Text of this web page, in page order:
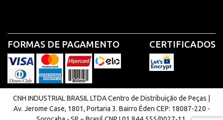
FORMAS DE PAGAMENTO CERTIFICADOS
CNH INDUSTRIAL BRASIL LTDA Centro de Distribuição de Peças |
Av. Jerome Case, 1801, Portaria 3. Bairro Éden CEP: 18087-220 -